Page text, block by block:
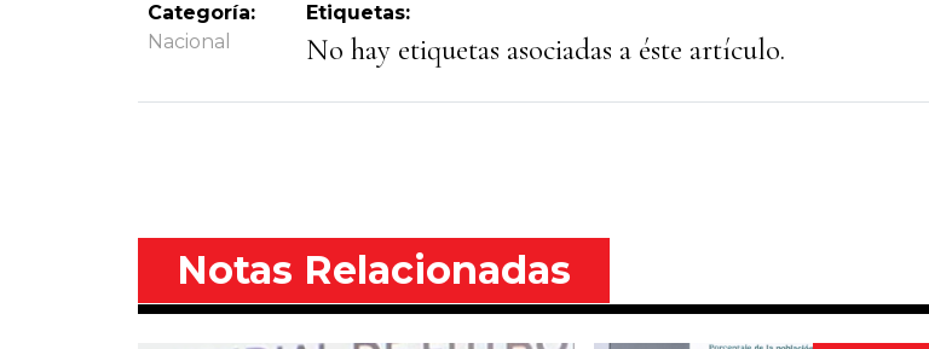
Categoría:
Nacional
Etiquetas:
No hay etiquetas asociadas a éste artículo.
Notas Relacionadas